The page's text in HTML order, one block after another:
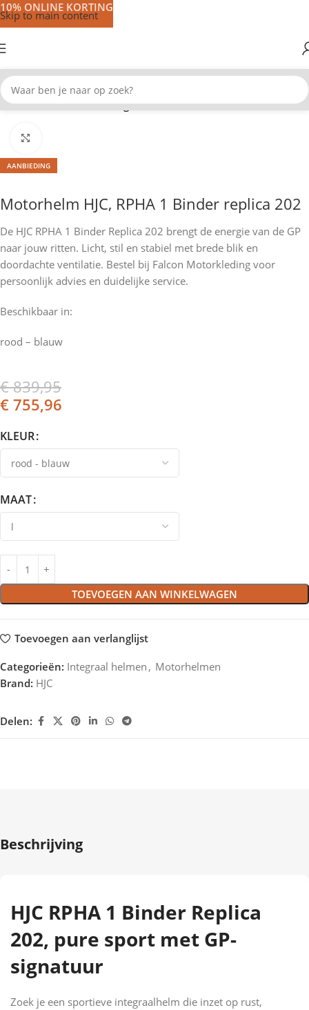
Skip to main content
Home Motorhelmen Integraal helmen
AANBIEDING
Motorhelm HJC, RPHA 1 Binder replica 202
De HJC RPHA 1 Binder Replica 202 brengt de energie van de GP
naar jouw ritten. Licht, stil en stabiel met brede blik en
doordachte ventilatie. Bestel bij Falcon Motorkleding voor
persoonlijk advies en duidelijke service.
Beschikbaar in:
rood – blauw
€839,95
€ 755,96
KLEUR
MAAT
TOEVOEGEN AAN WINKELWAGEN
Toevoegen aan verlanglijst
Categorieën: Integraal helmen , Motorhelmen
Brand: HJC
Delen:
Beschrijving
HJC RPHA 1 Binder Replica
202, pure sport met GP-
signatuur
Zoek je een sportieve integraalhelm die inzet op rust,
10% ONLINE KORTING